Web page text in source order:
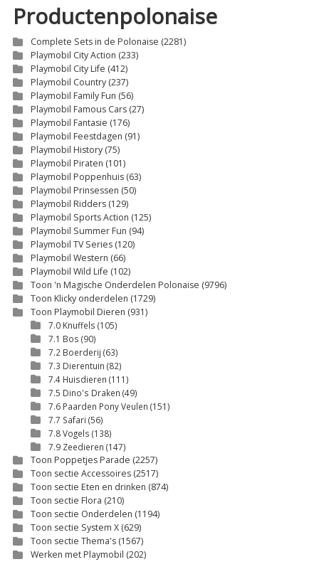
Productenpolonaise
Complete Sets in de Polonaise (2281)
Playmobil City Action (233)
Playmobil City Life (412)
Playmobil Country (237)
Playmobil Family Fun (56)
Playmobil Famous Cars (27)
Playmobil Fantasie (176)
Playmobil Feestdagen (91)
Playmobil History (75)
Playmobil Piraten (101)
Playmobil Poppenhuis (63)
Playmobil Prinsessen (50)
Playmobil Ridders (129)
Playmobil Sports Action (125)
Playmobil Summer Fun (94)
Playmobil TV Series (120)
Playmobil Western (66)
Playmobil Wild Life (102)
Toon 'n Magische Onderdelen Polonaise (9796)
Toon Klicky onderdelen (1729)
Toon Playmobil Dieren (931)
7.0 Knuffels (105)
7.1 Bos (90)
7.2 Boerderij (63)
7.3 Dierentuin (82)
7.4 Huisdieren (111)
7.5 Dino's Draken (49)
7.6 Paarden Pony Veulen (151)
7.7 Safari (56)
7.8 Vogels (138)
7.9 Zeedieren (147)
Toon Poppetjes Parade (2257)
Toon sectie Accessoires (2517)
Toon sectie Eten en drinken (874)
Toon sectie Flora (210)
Toon sectie Onderdelen (1194)
Toon sectie System X (629)
Toon sectie Thema's (1567)
Werken met Playmobil (202)